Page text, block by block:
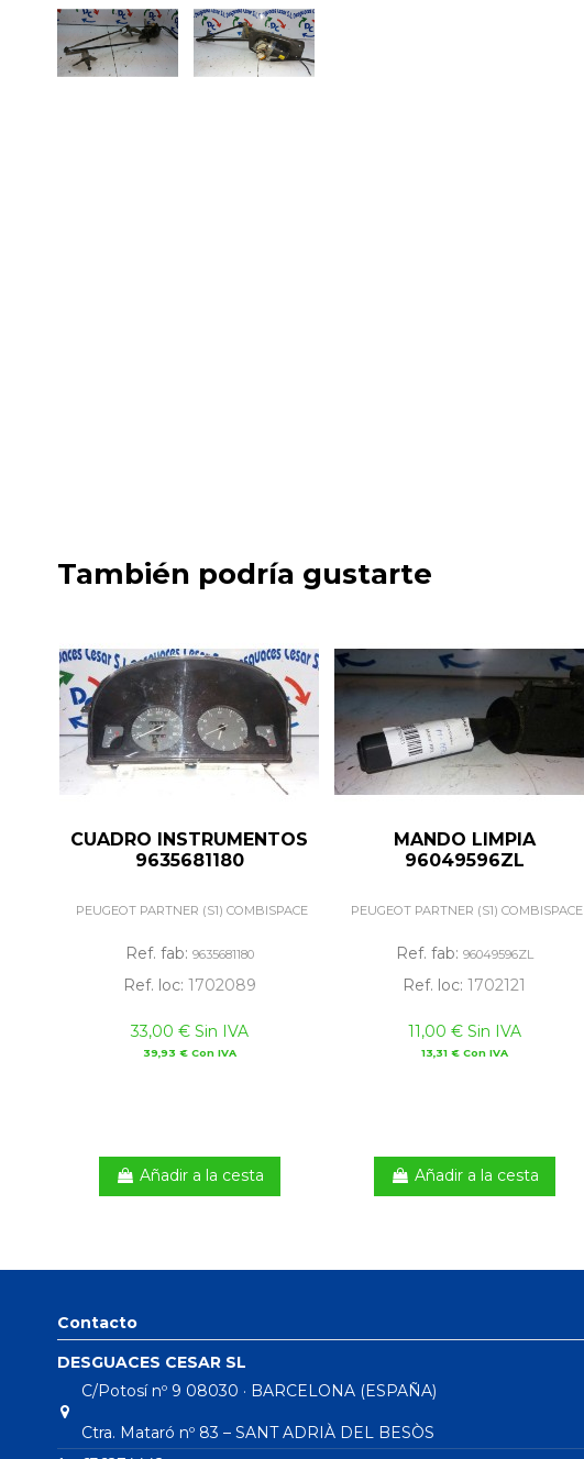
También podría gustarte
CUADRO INSTRUMENTOS
9635681180
PEUGEOT PARTNER (S1) COMBISPACE
Ref. fab: 9635681180
Ref. loc: 1702089
33,00 € Sin IVA
39,93 € Con IVA
Añadir a la cesta
MANDO LIMPIA
96049596ZL
PEUGEOT PARTNER (S1) COMBISPACE
Ref. fab: 96049596ZL
Ref. loc: 1702121
11,00 € Sin IVA
13,31 € Con IVA
Añadir a la cesta
Contacto
DESGUACES CESAR SL
C/Potosí nº 9 08030 · BARCELONA (ESPAÑA)
Ctra. Mataró nº 83 – SANT ADRIÀ DEL BESÒS